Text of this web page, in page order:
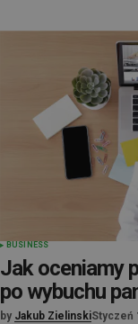
BUSINESS
Jak oceniamy
po wybuchu
by Jakub ZielinskiStyczeń